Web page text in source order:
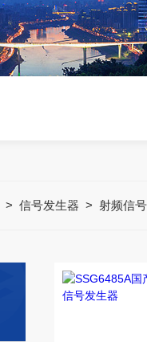
> 信号发生器 > 射频信